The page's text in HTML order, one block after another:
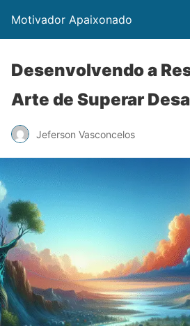
Motivador Apaixonado
Desenvolvendo a
Arte de Superar
Jeferson Vasconcelos